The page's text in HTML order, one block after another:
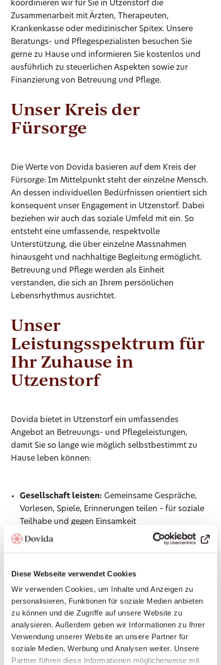
Diese Webseite verwendet Cookies
Wir verwenden Cookies, um Inhalte und Anzeigen zu
personalisieren, Funktionen für soziale Medien anbieten
zu können und die Zugriffe auf unsere Website zu
analysieren. Außerdem geben wir Informationen zu Ihrer
Verwendung unserer Website an unsere Partner für
soziale Medien, Werbung und Analysen weiter. Unsere
Partner führen diese Informationen möglicherweise mit
koordinieren wir für Sie in Utzenstorf die
Zusammenarbeit mit Ärzten, Therapeuten,
Krankenkasse oder medizinischer Spitex. Unsere
Beratungs- und Pflegespezialisten besuchen Sie
gerne zu Hause und informieren Sie kostenlos und
ausführlich zu steuerlichen Aspekten sowie zur
Finanzierung von Betreuung und Pflege.
Unser Kreis der
Fürsorge
Die Werte von Dovida basieren auf dem Kreis der
Fürsorge: Im Mittelpunkt steht der einzelne Mensch.
An dessen individuellen Bedürfnissen orientiert sich
konsequent unser Engagement in Utzenstorf. Dabei
beziehen wir auch das soziale Umfeld mit ein. So
entsteht eine umfassende, respektvolle
Unterstützung, die über einzelne Massnahmen
hinausgeht und nachhaltige Begleitung ermöglicht.
Betreuung und Pflege werden als Einheit
verstanden, die sich an Ihrem persönlichen
Lebensrhythmus ausrichtet.
Unser
Leistungsspektrum für
Ihr Zuhause in
Utzenstorf
Dovida bietet in Utzenstorf ein umfassendes
Angebot an Betreuungs- und Pflegeleistungen,
damit Sie so lange wie möglich selbstbestimmt zu
Hause leben können:
Gesellschaft leisten: Gemeinsame Gespräche,
Vorlesen, Spiele, Erinnerungen teilen – für soziale
Teilhabe und gegen Einsamkeit
Haushaltshilfe:
Unterstützung im Haushalt,
Spaziergänge, Kulturveranstaltungen – immer an
Ihrer Seite
Einkaufen und Mahlzeiten zubereiten: Frische,
gesunde Ernährung nach Ihrem Geschmack
Grundpflege:
Unterstützung bei der
Körperpflege, beim An- und Auskleiden, Hilfe bei
der Mobilität